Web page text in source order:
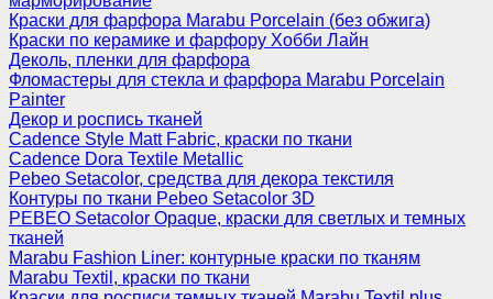
Краски для фарфора Marabu Porcelain (без обжига)
Краски по керамике и фарфору Хобби Лайн
Деколь, пленки для фарфора
Фломастеры для стекла и фарфора Marabu Porcelain
Painter
Декор и роспись тканей
Cadence Style Matt Fabric, краски по ткани
Cadence Dora Textile Metallic
Pebeo Setacolor, средства для декора текстиля
Контуры по ткани Pebeo Setacolor 3D
PEBEO Setacolor Opaque, краски для светлых и темных
тканей
Marabu Fashion Liner: контурные краски по тканям
Marabu Textil, краски по ткани